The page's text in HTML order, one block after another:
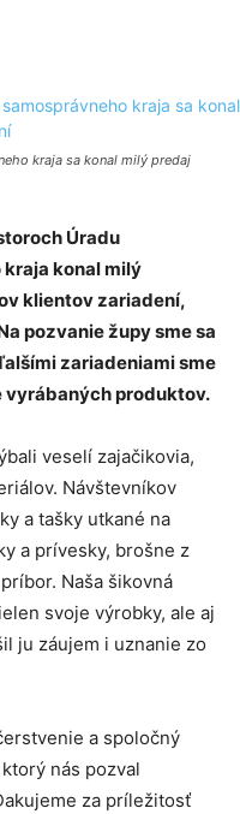
kraja sa konal milý predaj
Úradu
konal milý
klientov zariadení,
pozvanie župy sme sa
zariadeniami sme
vyrábaných produktov.
veselí zajačikovia,
Návštevníkov
a tašky utkané na
a prívesky, brošne z
Naša šikovná
svoje výrobky, ale aj
ju záujem i uznanie zo
a spoločný
nás pozval
za príležitosť